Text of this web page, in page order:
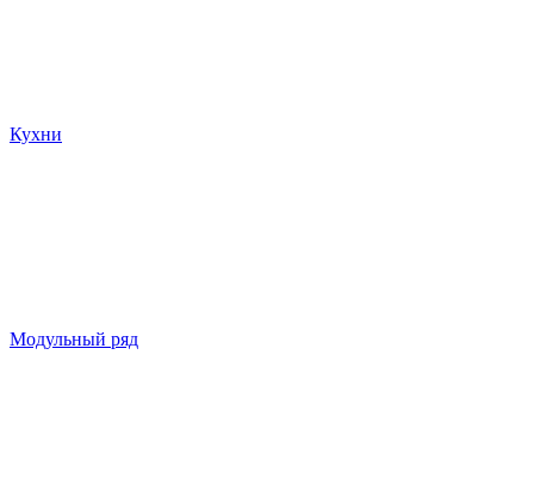
Кухни
Модульный ряд